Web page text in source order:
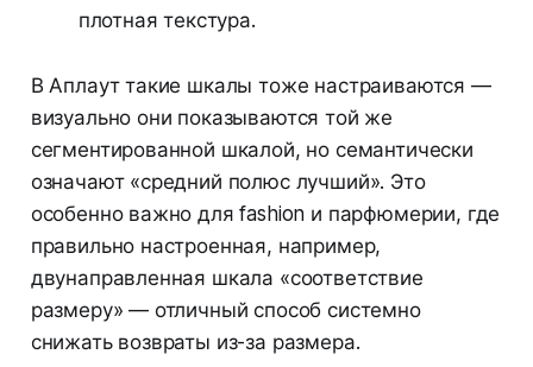
плотная текстура.
В Аплаут такие шкалы тоже настраиваются —
визуально они показываются той же
сегментированной шкалой, но семантически
означают «средний полюс лучший». Это
особенно важно для fashion и парфюмерии, где
правильно настроенная, например,
двунаправленная шкала «соответствие
размеру» — отличный способ системно
снижать возвраты из-за размера.